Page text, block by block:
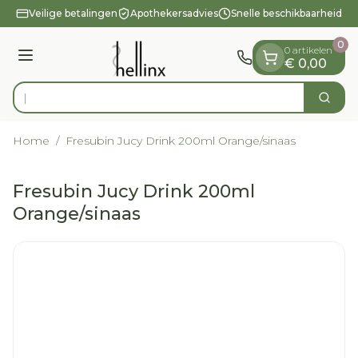
Ga naar de inhoud
1 van 1
Veilige betalingen Apothekersadvies Snelle beschikbaarheid
Menu
Product, merk, categorie...
O Zoek
0 artikelen
€ 0,00
0
Home / Fresubin Jucy Drink 200ml Orange/sinaas
Fresubin Jucy Drink 200ml
Orange/sinaas